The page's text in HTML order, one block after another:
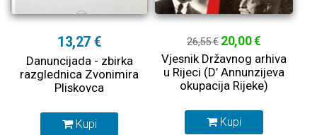
13,27 €
Danuncijada - zbirka
razglednica Zvonimira
Pliskovca
Kupi
26,55 € 20,00 €
Vjesnik Državnog arhiva
u Rijeci (D’ Annunzijeva
okupacija Rijeke)
Kupi